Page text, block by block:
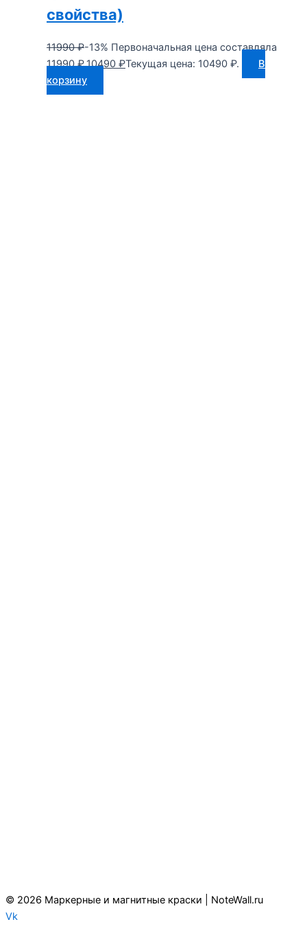
свойства)
11990₽-13% Первоначальная цена составляла
11990 ₽.10490 ₽Текущая цена: 10490 ₽.
В
корзину
© 2026 Маркерные и магнитные краски | NoteWall.ru
Vk